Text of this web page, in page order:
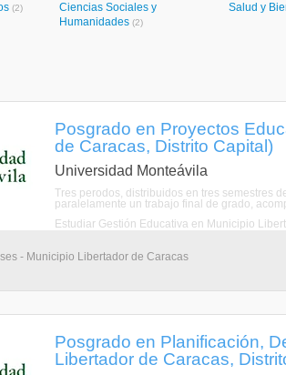
(2)
Ciencias Sociales y
Humanidades (2)
Salud y
Posgrado en Proyectos
de Caracas, Distrito Capital)
Universidad Monteávila
Tres perodos, distribuidos en tres semestres
paralelamente un trabajo final de grado,
Estudiar Gestión Educativa en Municipio
- Municipio Libertador de Caracas
Posgrado en Planificación,
Libertador de Caracas,